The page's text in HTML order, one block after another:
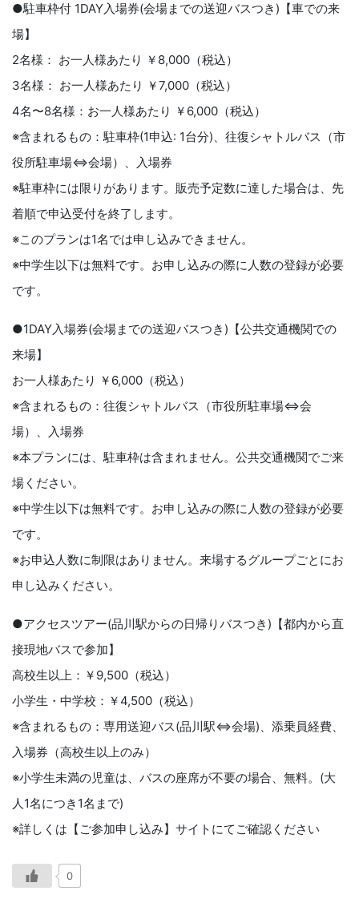
●駐⾞枠付 1DAY⼊場券(会場までの送迎バスつき)【⾞での来
場】
2名様： お⼀⼈様あたり ￥8,000（税込）
3名様： お⼀⼈様あたり ￥7,000（税込）
4名〜8名様：お⼀⼈様あたり ￥6,000（税込）
※含まれるもの：駐⾞枠(1申込: 1台分)、往復シャトルバス（市
役所駐⾞場⇔会場）、⼊場券
※駐⾞枠には限りがあります。販売予定数に達した場合は、先
着順で申込受付を終了します。
※このプランは1名では申し込みできません。
※中学⽣以下は無料です。お申し込みの際に⼈数の登録が必要
です。
●1DAY⼊場券(会場までの送迎バスつき)【公共交通機関での
来場】
お⼀⼈様あたり ￥6,000（税込）
※含まれるもの：往復シャトルバス（市役所駐⾞場⇔会
場）、⼊場券
※本プランには、駐⾞枠は含まれません。公共交通機関でご来
場ください。
※中学⽣以下は無料です。お申し込みの際に⼈数の登録が必要
です。
※お申込⼈数に制限はありません。来場するグループごとにお
申し込みください。
●アクセスツアー(品川駅からの⽇帰りバスつき)【都内から直
接現地バスで参加】
⾼校⽣以上：￥9,500（税込）
⼩学⽣・中学校：￥4,500（税込）
※含まれるもの：専⽤送迎バス(品川駅⇔会場)、添乗員経費、
⼊場券（⾼校⽣以上のみ）
※⼩学⽣未満の児童は、バスの座席が不要の場合、無料。(⼤
⼈1名につき1名まで)
※詳しくは【ご参加申し込み】サイトにてご確認ください
0